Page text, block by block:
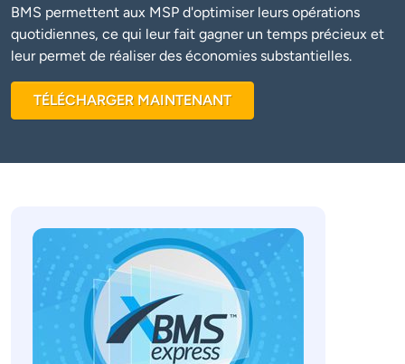
BMS permettent aux MSP d'optimiser leurs opérations
quotidiennes, ce qui leur fait gagner un temps précieux et
leur permet de réaliser des économies substantielles.
TÉLÉCHARGER MAINTENANT